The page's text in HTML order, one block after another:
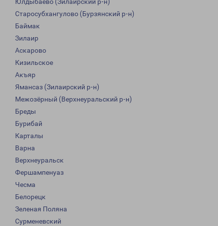
Юлдыбаево (Зилаирский р-н)
Старосубхангулово (Бурзянский р-н)
Баймак
Зилаир
Аскарово
Кизильское
Акъяр
Ямансаз (Зилаирский р-н)
Межозёрный (Верхнеуральский р-н)
Бреды
Бурибай
Карталы
Варна
Верхнеуральск
Фершампенуаз
Чесма
Белорецк
Зеленая Поляна
Сурменевский